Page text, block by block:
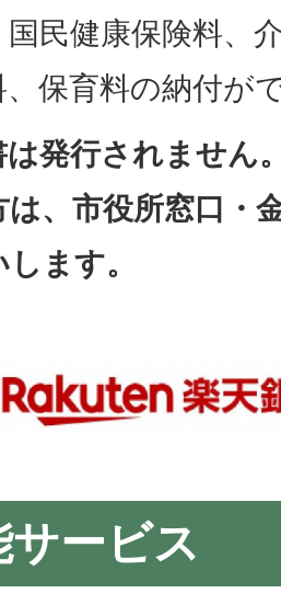
民健康保険料、
保育料の納付が
は発行されません
、市役所窓口・
ます。
ービス